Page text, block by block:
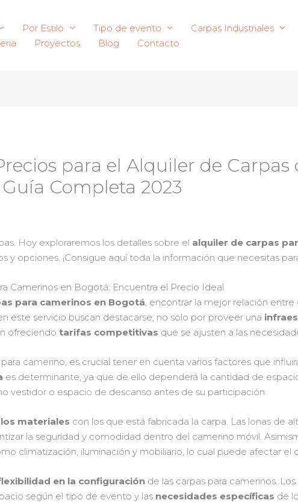
Por Estilo Tipo de evento Carpas Industriales
Proyectos Blog Contacto
para el Alquiler de Carpas
Completa 2023
Hoy exploraremos los detalles sobre el alquiler de carpas
y opciones. ¡Consigue aquí toda la información que necesitas
Camerinos en Bogotá: Encuentra el Precio Ideal
para camerinos en Bogotá, encontrar la mejor relación
este servicio buscan destacarse, no solo por proveer una
ofreciendotarifas competitivas que se ajusten a las
camerino, es crucial tener en cuenta varios factores que
es determinante, ya que de ello dependerá la cantidad de
vestidor o espacio de descanso antes de su participación.
materiales con los que está fabricada la carpa. Las lonas de
la seguridad y comodidad dentro del camerino móvil.
climatización, iluminación y mobiliario, lo cual puede afectar el
en la configuración de las carpas para camerinos.
según el tipo de evento y las necesidades específicas de